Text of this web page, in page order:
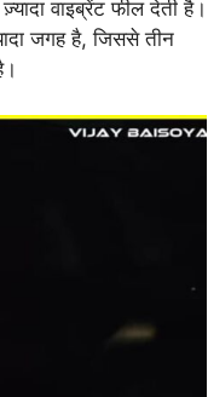
वाइब्रेंट फील देती है।
जगह है, जिससे तीन